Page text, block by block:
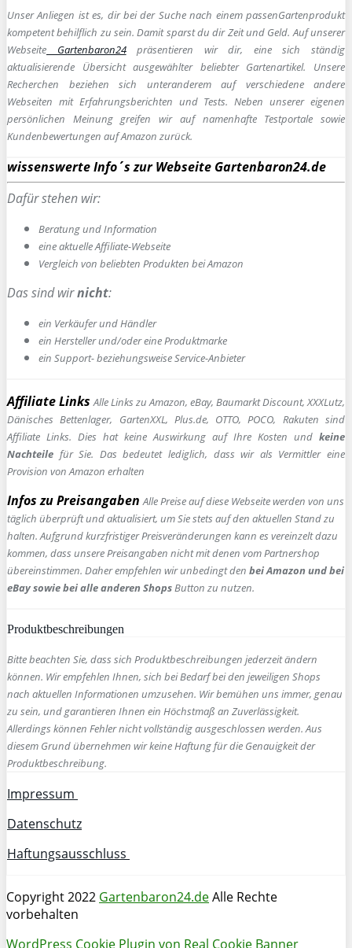
Unser Anliegen ist es, dir bei der Suche nach einem passenGartenprodukt
kompetent behilflich zu sein.Damit sparst du dir Zeit und Geld. Auf unserer
Webseite Gartenbaron24präsentieren wir dir, eine sich ständig
aktualisierende Übersicht ausgewählter beliebter Gartenartikel. Unsere
Recherchen beziehen sich unteranderem auf verschiedene andere
Webseiten mit Erfahrungsberichten und Tests. Neben unserer eigenen
persönlichen Meinung greifen wir auf namenhafte Testportale sowie
Kundenbewertungen auf Amazon zurück.
wissenswerte Info´s zur Webseite Gartenbaron24.de
Dafür stehen wir:
Beratung und Information
eine aktuelle Affiliate-Webseite
Vergleich von beliebten Produkten bei Amazon
Das sind wirnicht:
ein Verkäufer und Händler
ein Hersteller und/oder eine Produktmarke
ein Support- beziehungsweise Service-Anbieter
Affiliate Links Alle Links zu Amazon, eBay, Baumarkt Discount, XXXLutz,
Dänisches Bettenlager, GartenXXL, Plus.de, OTTO, POCO, Rakuten sind
Affiliate Links. Dies hat keine Auswirkung auf Ihre Kosten und keine
Nachteile für Sie. Das bedeutet lediglich, dass wir als Vermittler eine
Provision von Amazon erhalten
Infos zu Preisangaben Alle Preise auf diese Webseite werden von uns
täglich überprüft und aktualisiert, um Sie stets auf den aktuellen Stand zu
halten. Aufgrund kurzfristiger Preisveränderungen kann es vereinzelt dazu
kommen, dass unsere Preisangaben nicht mit denen vom Partnershop
übereinstimmen. Daher empfehlen wir unbedingt den bei Amazon und bei
eBay sowie bei alle anderen ShopsButton zu nutzen.
Produktbeschreibungen
Bitte beachten Sie, dass sich Produktbeschreibungen jederzeit ändern
können. Wir empfehlen Ihnen, sich bei Bedarf bei den jeweiligen Shops
nach aktuellen Informationen umzusehen. Wir bemühen uns immer, genau
zu sein, und garantieren Ihnen ein Höchstmaß an Zuverlässigkeit.
Allerdings können Fehler nicht vollständig ausgeschlossen werden. Aus
diesem Grund übernehmen wir keine Haftung für die Genauigkeit der
Produktbeschreibung.
Impressum
Datenschutz
Haftungsausschluss
Copyright 2022 Gartenbaron24.deAlle Rechte
vorbehalten
WordPress Cookie Plugin von Real Cookie Banner